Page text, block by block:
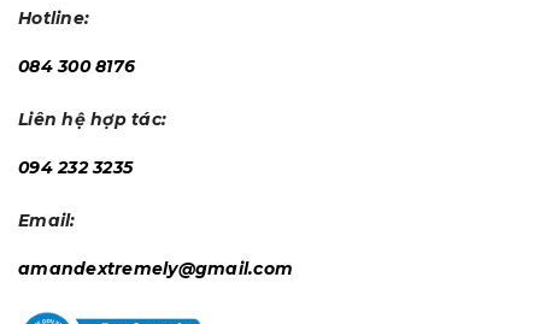
Hotline:
084 300 8176
Liên hệ hợp tác:
094 232 3235
Email:
amandextremely@gmail.com